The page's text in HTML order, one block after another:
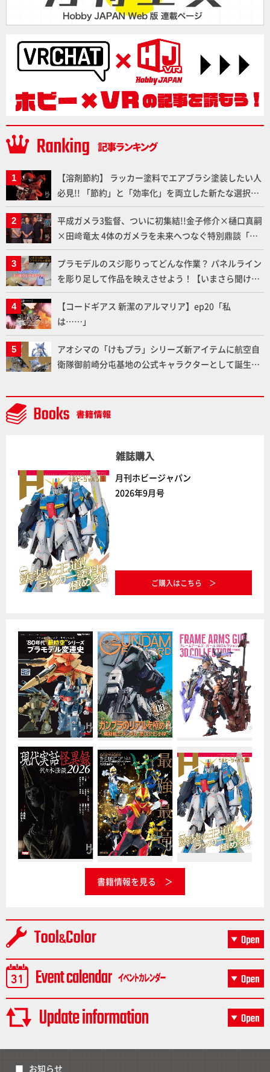
【溶剤節約】 ラッカー塗料でエアブラシ塗装したい人
必見!! 「節約」と「効率化」を両立した新たな選択肢
「カートリッジ式エアーブラシ FLYER-SR2」の使い心
地を「HG ブルーティッシュドッグ」で検証！
平成ガメラ3監督、ついに初集結!!金子修介×樋口真嗣
×田﨑竜太 4体のガメラを未来へつなぐ特別鼎談「ガ
メラ永久保存化プロジェクト FINAL」
プラモデルのスジ彫りってどんな作業？ パネルライン
を彫り足して作品を映えさせよう！【いまさら聞けな
いプラモデルの基礎：スジ彫りとパネルライン】
【コードギアス 新潔のアルマリア】ep20「私
は……」
アオシマの「けもプラ」シリーズ新アイテムに航空自
衛隊御前崎分屯基地の公式キャラクターとして誕生し
通常版の2ラインで発売！
雑誌購入
月刊ホビージャパン
2026年9月号
ご購入はこちら
書籍情報を見る
お知らせ